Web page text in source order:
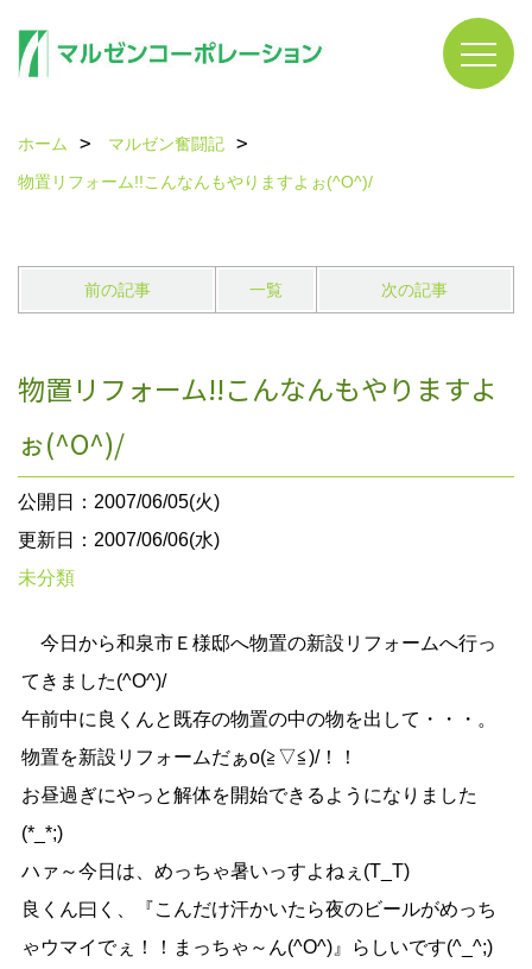
ホーム
マルゼン奮闘記
物置リフォーム!!こんなんもやりますよぉ(^O^)/
前の記事 一覧 次の記事
物置リフォーム!!こんなんもやりますよ
ぉ(^O^)/
公開日：2007/06/05(火)
更新日：2007/06/06(水)
未分類
今日から和泉市Ｅ様邸へ物置の新設リフォームへ行っ
てきました(^O^)/
午前中に良くんと既存の物置の中の物を出して・・・。
物置を新設リフォームだぁo(≧▽≦)/！！
お昼過ぎにやっと解体を開始できるようになりました
(*_*;)
ハァ～今日は、めっちゃ暑いっすよねぇ(T_T)ゝ
良くん曰く、『こんだけ汗かいたら夜のビールがめっち
ゃウマイでぇ！！まっちゃ～ん(^O^)』らしいです(^_^;)